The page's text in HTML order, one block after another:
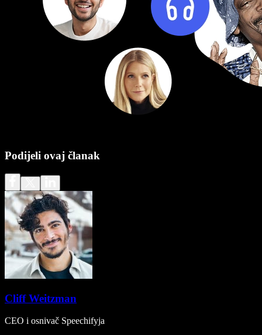
Podijeli ovaj članak
Cliff Weitzman
CEO i osnivač Speechifyja